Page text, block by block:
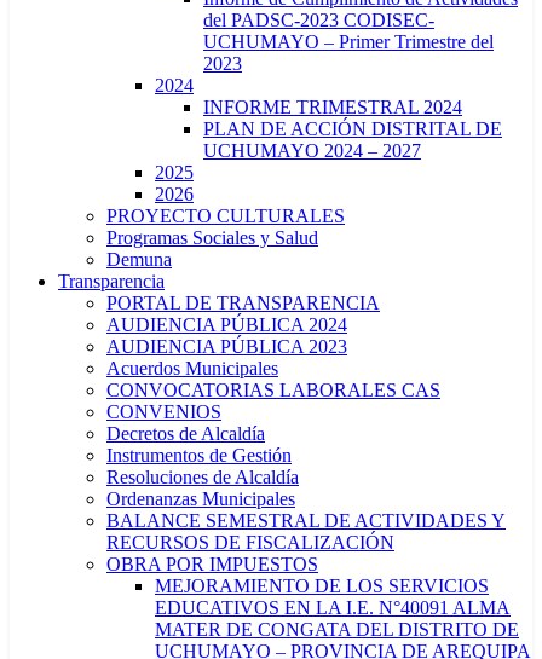
del PADSC-2023 CODISEC-
UCHUMAYO – Primer Trimestre del
2023
2024
INFORME TRIMESTRAL 2024
PLAN DE ACCIÓN DISTRITAL DE
UCHUMAYO 2024 – 2027
2025
2026
PROYECTO CULTURALES
Programas Sociales y Salud
Demuna
Transparencia
PORTAL DE TRANSPARENCIA
AUDIENCIA PÚBLICA 2024
AUDIENCIA PÚBLICA 2023
Acuerdos Municipales
CONVOCATORIAS LABORALES CAS
CONVENIOS
Decretos de Alcaldía
Instrumentos de Gestión
Resoluciones de Alcaldía
Ordenanzas Municipales
BALANCE SEMESTRAL DE ACTIVIDADES Y
RECURSOS DE FISCALIZACIÓN
OBRA POR IMPUESTOS
MEJORAMIENTO DE LOS SERVICIOS
EDUCATIVOS EN LA I.E. N°40091 ALMA
MATER DE CONGATA DEL DISTRITO DE
UCHUMAYO – PROVINCIA DE AREQUIPA